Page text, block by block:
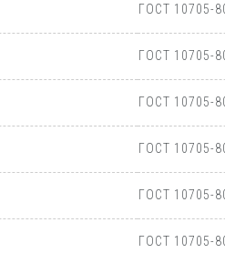
ГОСТ 10705-
ГОСТ 10705-
ГОСТ 10705-
ГОСТ 10705-
ГОСТ 10705-
ГОСТ 10705-